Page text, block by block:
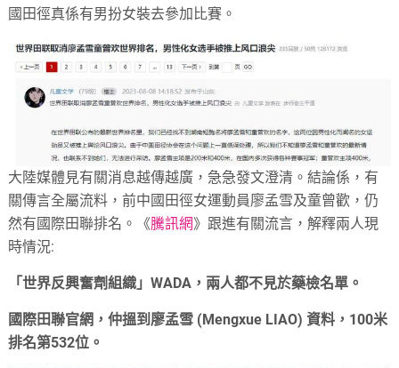
國田徑真係有男扮女裝去參加比賽。
大陸媒體見有關消息越傳越廣，急急發文澄清。結論係，有
關傳言全屬流料，前中國田徑女運動員廖孟雪及童曾歡，仍
然有國際田聯排名。《騰訊網》跟進有關流言，解釋兩人現
時情況:
「世界反興奮劑組織」WADA，兩人都不見於藥檢名單。
國際田聯官網，仲搵到廖孟雪 (Mengxue LIAO) 資料，100米
排名第532位。